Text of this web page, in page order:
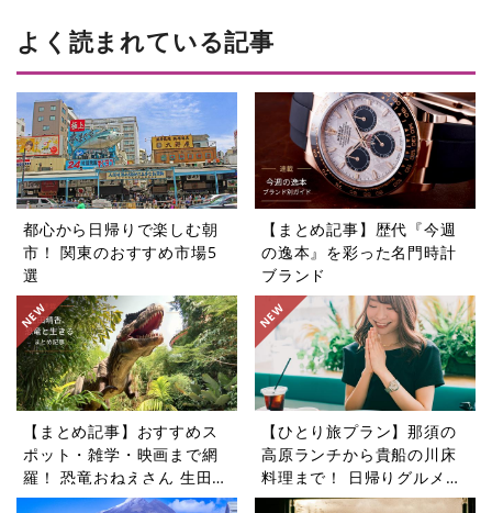
よく読まれている記事
都心から日帰りで楽しむ朝
市！ 関東のおすすめ市場5
選
【まとめ記事】歴代『今週
の逸本』を彩った名門時計
ブランド
【まとめ記事】おすすめス
ポット・雑学・映画まで網
羅！ 恐竜おねえさん 生田晴
香の恐竜コラム9選
【ひとり旅プラン】那須の
高原ランチから貴船の川床
料理まで！ 日帰りグルメ旅
5選